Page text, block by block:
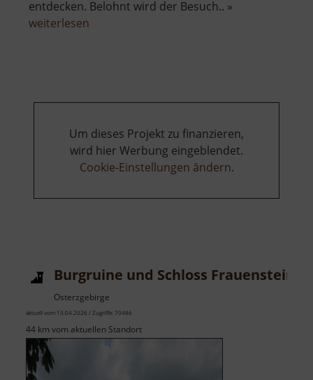
entdecken. Belohnt wird der Besuch.. »
weiterlesen
Um dieses Projekt zu finanzieren,
wird hier Werbung eingeblendet.
Cookie-Einstellungen ändern.
Burgruine und Schloss Frauenstein
Osterzgebirge
aktuell vom 13.04.2026 / Zugriffe: 70486
44 km vom aktuellen Standort